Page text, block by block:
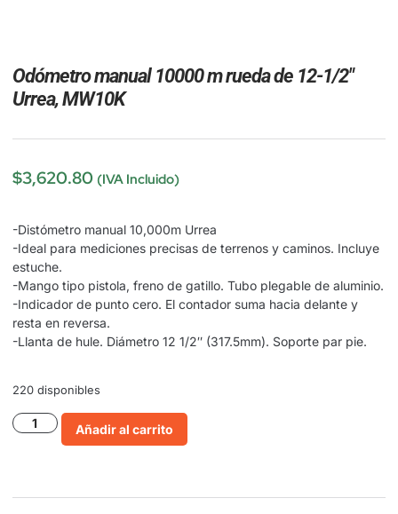
Odómetro manual 10000 m rueda de 12-1/2″
Urrea, MW10K
$3,620.80 (IVA Incluido)
-Distómetro manual 10,000m Urrea
-Ideal para mediciones precisas de terrenos y caminos. Incluye
estuche.
-Mango tipo pistola, freno de gatillo. Tubo plegable de aluminio.
-Indicador de punto cero. El contador suma hacia delante y
resta en reversa.
-Llanta de hule. Diámetro 12 1/2″ (317.5mm). Soporte par pie.
220 disponibles
Añadir al carrito